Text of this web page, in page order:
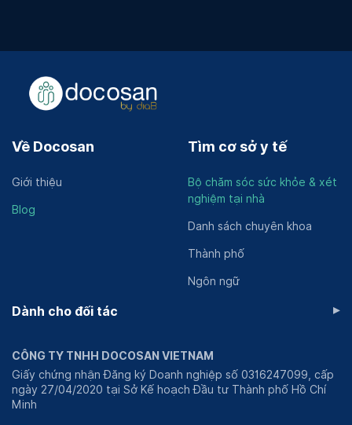
Về Docosan
Giới thiệu
Blog
Tìm cơ sở y tế
Bộ chăm sóc sức khỏe & xét
nghiệm tại nhà
Danh sách chuyên khoa
Thành phố
Ngôn ngữ
Dành cho đối tác ▸
CÔNG TY TNHH DOCOSAN VIETNAM
Giấy chứng nhận Đăng ký Doanh nghiệp số 0316247099, cấp
ngày 27/04/2020 tại Sở Kế hoạch Đầu tư Thành phố Hồ Chí
Minh